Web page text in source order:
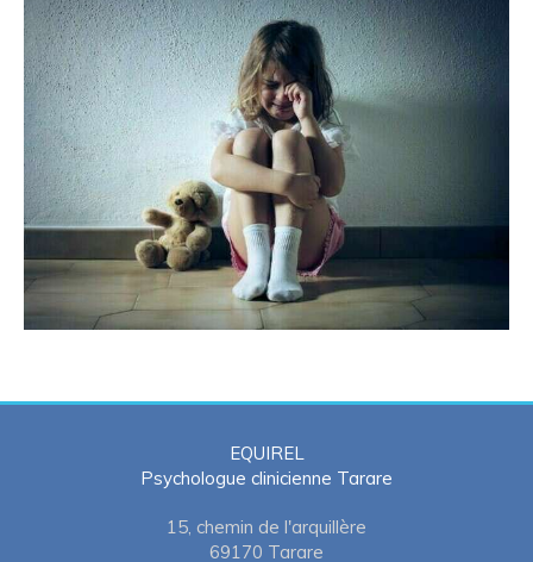
EQUIREL
Psychologue clinicienne Tarare
15, chemin de l'arquillère
69170 Tarare